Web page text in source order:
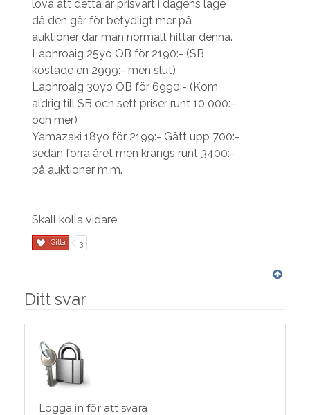
lova att detta är prisvärt i dagens läge
då den går för betydligt mer på
auktioner där man normalt hittar denna.
Laphroaig 25yo OB för 2190:- (SB
kostade en 2999:- men slut)
Laphroaig 30yo OB för 6990:- (Kom
aldrig till SB och sett priser runt 10 000:-
och mer)
Yamazaki 18yo för 2199:- Gått upp 700:-
sedan förra året men krängs runt 3400:-
på auktioner m.m.
Skall kolla vidare
Gilla 3
Ditt svar
Logga in för att svara